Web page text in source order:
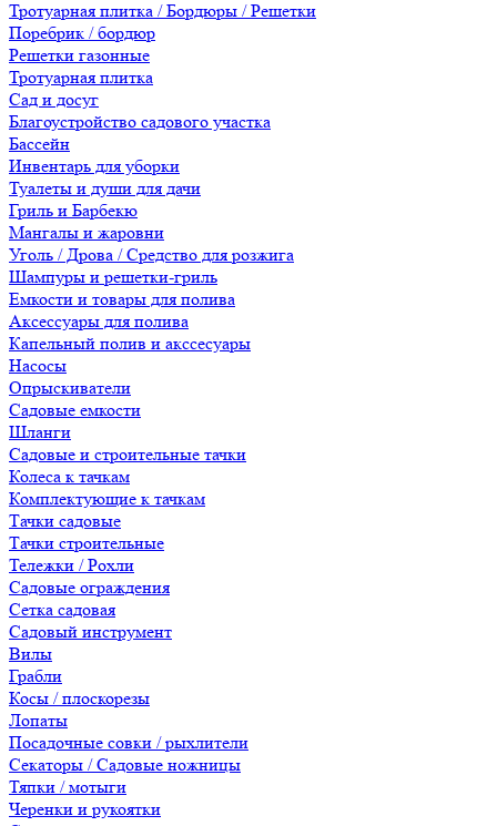
Тротуарная плитка / Бордюры / Решетки
Поребрик / бордюр
Решетки газонные
Тротуарная плитка
Сад и досуг
Благоустройство садового участка
Бассейн
Инвентарь для уборки
Туалеты и души для дачи
Гриль и Барбекю
Мангалы и жаровни
Уголь / Дрова / Средство для розжига
Шампуры и решетки-гриль
Емкости и товары для полива
Аксессуары для полива
Капельный полив и акссесуары
Насосы
Опрыскиватели
Садовые емкости
Шланги
Садовые и строительные тачки
Колеса к тачкам
Комплектующие к тачкам
Тачки садовые
Тачки строительные
Тележки / Рохли
Садовые ограждения
Сетка садовая
Садовый инструмент
Вилы
Грабли
Косы / плоскорезы
Лопаты
Посадочные совки / рыхлители
Секаторы / Садовые ножницы
Тяпки / мотыги
Черенки и рукоятки